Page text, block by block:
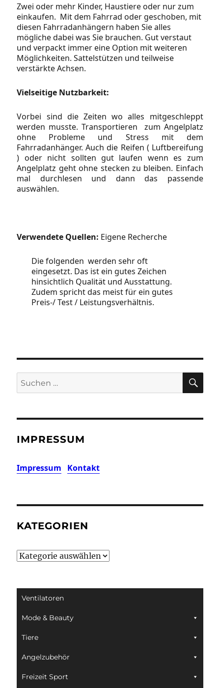
Zwei oder mehr Kinder, Haustiere oder nur zum
einkaufen. Mit dem Fahrrad oder geschoben, mit
diesen Fahrradanhängern haben Sie alles
mögliche dabei was Sie brauchen. Gut verstaut
und verpackt immer eine Option mit weiteren
Möglichkeiten. Sattelstützen und teilweise
verstärkte Achsen.
Vielseitige Nutzbarkeit:
Vorbei sind die Zeiten wo alles mitgeschleppt
werden musste. Transportieren zum Angelplatz
ohne Probleme und Stress mit dem
Fahrradanhänger. Auch die Reifen ( Luftbereifung
) oder nicht sollten gut laufen wenn es zum
Angelplatz geht ohne stecken zu bleiben. Einfach
mal durchlesen und dann das passende
auswählen.
Verwendete Quellen: Eigene Recherche
Die folgenden werden sehr oft
eingesetzt. Das ist ein gutes Zeichen
hinsichtlich Qualität und Ausstattung.
Zudem spricht das meist für ein gutes
Preis-/ Test / Leistungsverhältnis.
Suchen
nach:
IMPRESSUM
Impressum Kontakt
KATEGORIEN
Kategorien
Ventilatoren
Mode & Beauty
Tiere
Angelzubehör
Freizeit Sport